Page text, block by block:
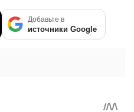
Добавьте в
источники Google